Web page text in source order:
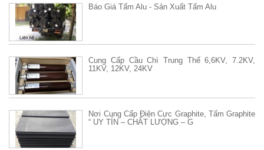
Báo Giá Tấm Alu - Sản Xuất Tấm Alu
Cung Cấp Cầu Chì Trung Thế 6,6KV, 7.2KV,
11KV, 12KV, 24KV
Nơi Cung Cấp Điện Cực Graphite, Tấm Graphite
“ UY TÍN – CHẤT LƯỢNG – G